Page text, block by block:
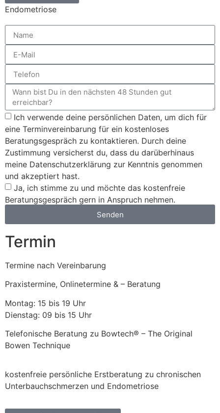
Endometriose
Ich verwende deine persönlichen Daten, um dich für
eine Terminvereinbarung für ein kostenloses
Beratungsgespräch zu kontaktieren. Durch deine
Zustimmung versicherst du, dass du darüberhinaus
meine Datenschutzerklärung zur Kenntnis genommen
und akzeptiert hast.
Ja, ich stimme zu und möchte das kostenfreie
Beratungsgespräch gern in Anspruch nehmen.
Senden
Termin
Termine nach Vereinbarung
Praxistermine, Onlinetermine & – Beratung
Montag: 15 bis 19 Uhr
Dienstag: 09 bis 15 Uhr
Telefonische Beratung zu Bowtech® – The Original
Bowen Technique
kostenfreie persönliche Erstberatung zu chronischen
Unterbauchschmerzen und Endometriose